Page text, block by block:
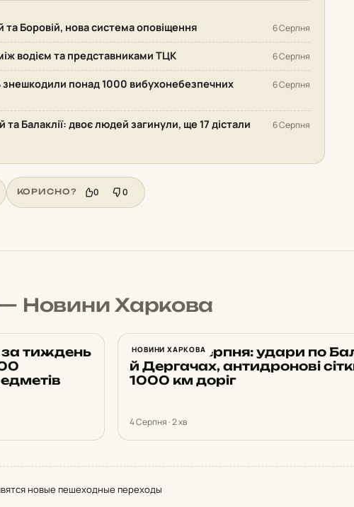
та Боровій, нова система оповіщення 6 Серпня
водієм та представниками ТЦК 6 Серпня
знешкодили понад 1000 вибухонебезпечних
6 Серпня
та Балаклії: двоє людей загинули, ще 17 дістали
6 Серпня
КОРИСНО? 0 0
Новини Харкова
за тиждень
НОВИНИ ХАРКОВА
Харків 4 серпня: удари по
й Дергачах, антидронові
1000 км доріг
4 Серпня · 2 хв
новые пешеходные переходы